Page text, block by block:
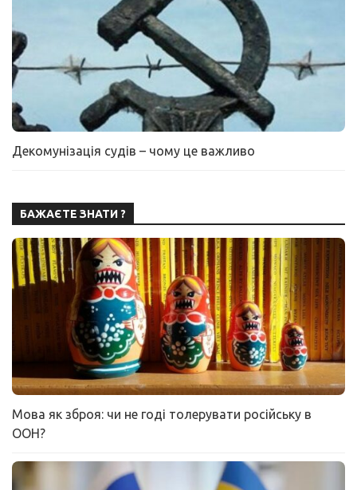
Декомунізація судів – чому це важливо
БАЖАЄТЕ ЗНАТИ ?
Мова як зброя: чи не годі толерувати російську в
ООН?